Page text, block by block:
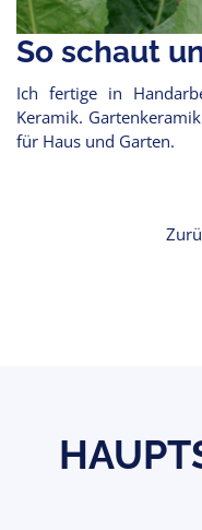
So schaut
Ich fertige in
Keramik.
für Haus und Garten.